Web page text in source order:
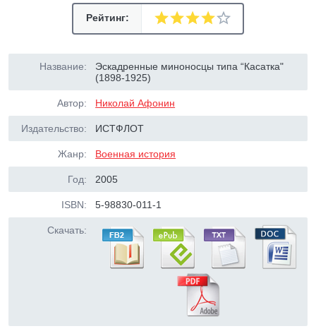
Рейтинг:
Название:
Эскадренные миноносцы типа “Касатка"
(1898-1925)
Автор: Николай Афонин
Издательство: ИСТФЛОТ
Жанр: Военная история
Год: 2005
ISBN: 5-98830-011-1
Скачать: